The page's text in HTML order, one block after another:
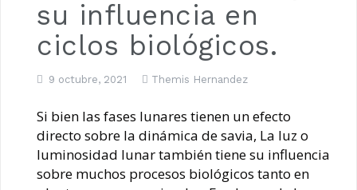
su influencia en
ciclos biológicos.
9 octubre, 2021 Themis Hernandez
Si bien las fases lunares tienen un efecto
directo sobre la dinámica de savia, La luz o
luminosidad lunar también tiene su influencia
sobre muchos procesos biológicos tanto en